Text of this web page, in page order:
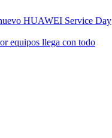
HUAWEI Service Day
equipos llega con todo